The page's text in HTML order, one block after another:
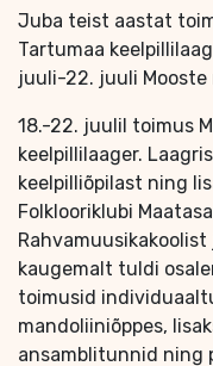
Juba teist aastat
Tartumaa
juuli-22. juuli Mooste
18.-22. juulil toimus
keelpillilaager.
keelpilliõpilast ning
Folklooriklubi
kaugemalt tuldi
toimusid
mandoliiniõppes,
ansamblitunnid ning